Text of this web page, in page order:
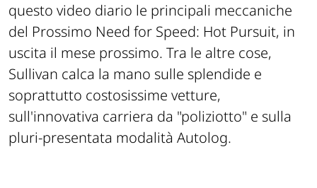
questo video diario le principali meccaniche
del Prossimo Need for Speed: Hot Pursuit, in
uscita il mese prossimo. Tra le altre cose,
Sullivan calca la mano sulle splendide e
soprattutto costosissime vetture,
sull'innovativa carriera da "poliziotto" e sulla
pluri-presentata modalità Autolog.